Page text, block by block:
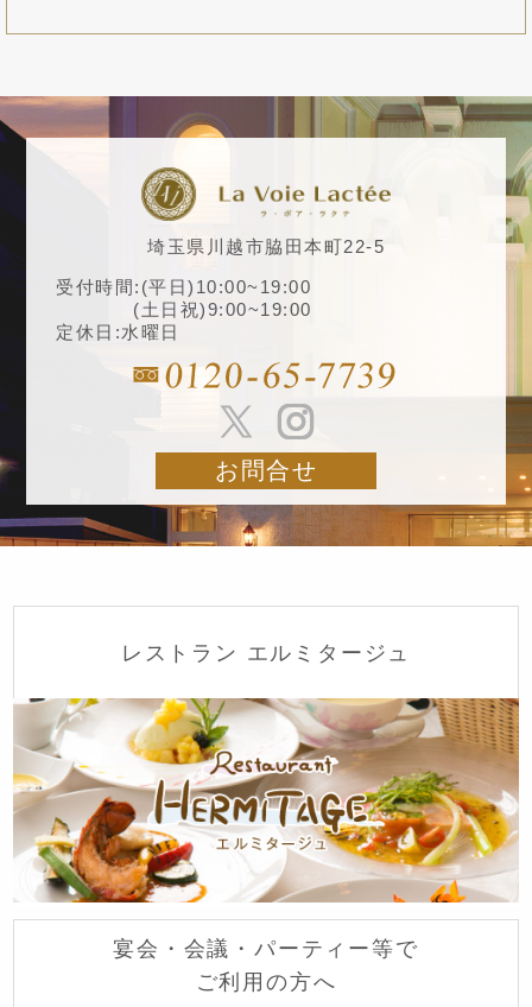
埼玉県川越市脇田本町22-5
受付時間:(平日)10:00~19:00
(土日祝)9:00~19:00
定休日:水曜日
お問合せ
レストラン エルミタージュ
宴会・会議・パーティー等で
ご利用の方へ